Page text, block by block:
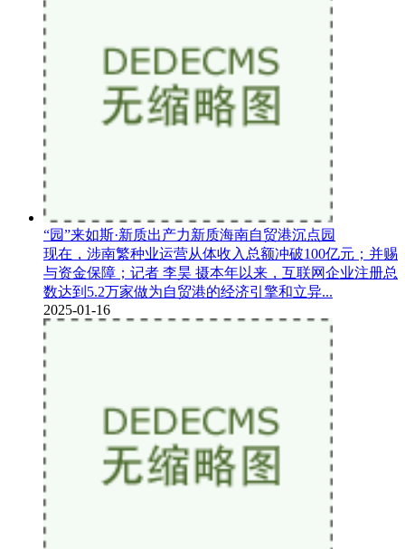
“园”来如斯·新质出产力新质海南自贸港沉点园
现在，涉南繁种业运营从体收入总额冲破100亿元；并赐
与资金保障；记者 李昊 摄本年以来，互联网企业注册总
数达到5.2万家做为自贸港的经济引擎和立异...
2025-01-16